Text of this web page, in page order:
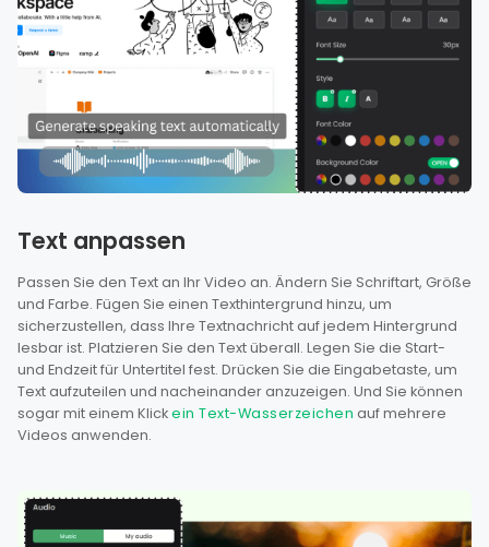
Text anpassen
Passen Sie den Text an Ihr Video an. Ändern Sie Schriftart, Größe
und Farbe. Fügen Sie einen Texthintergrund hinzu, um
sicherzustellen, dass Ihre Textnachricht auf jedem Hintergrund
lesbar ist. Platzieren Sie den Text überall. Legen Sie die Start-
und Endzeit für Untertitel fest. Drücken Sie die Eingabetaste, um
Text aufzuteilen und nacheinander anzuzeigen. Und Sie können
sogar mit einem Klickein Text-Wasserzeichen auf mehrere
Videos anwenden.